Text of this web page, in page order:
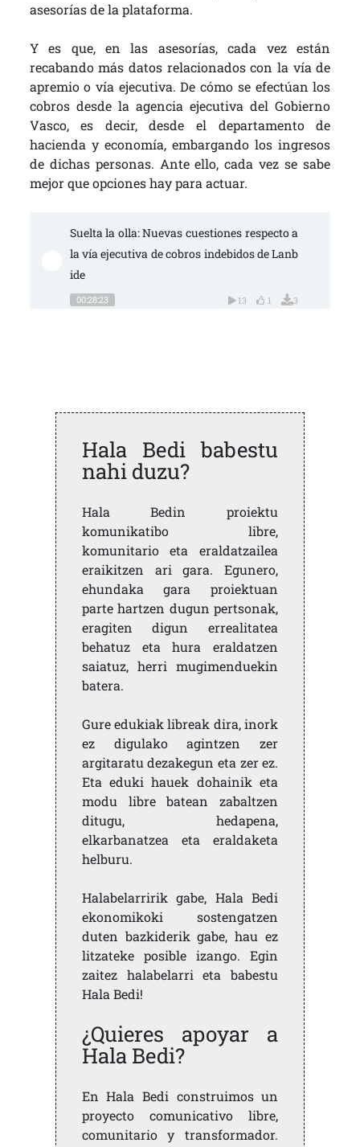
asesorías de la plataforma.
Y es que, en las asesorías, cada vez están
recabando más datos relacionados con la vía de
apremio o vía ejecutiva. De cómo se efectúan los
cobros desde la agencia ejecutiva del Gobierno
Vasco, es decir, desde el departamento de
hacienda y economía, embargando los ingresos
de dichas personas. Ante ello, cada vez se sabe
mejor que opciones hay para actuar.
Suelta la olla: Nuevas cuestiones respecto a
la vía ejecutiva de cobros indebidos de Lanb
ide
00:28:23 13 1 3
Hala Bedi babestu
nahi duzu?
Hala Bedin proiektu
komunikatibo libre,
komunitario eta eraldatzailea
eraikitzen ari gara. Egunero,
ehundaka gara proiektuan
parte hartzen dugun pertsonak,
eragiten digun errealitatea
behatuz eta hura eraldatzen
saiatuz, herri mugimenduekin
batera.
Gure edukiak libreak dira, inork
ez digulako agintzen zer
argitaratu dezakegun eta zer ez.
Eta eduki hauek dohainik eta
modu libre batean zabaltzen
ditugu, hedapena,
elkarbanatzea eta eraldaketa
helburu.
Halabelarririk gabe, Hala Bedi
ekonomikoki sostengatzen
duten bazkiderik gabe, hau ez
litzateke posible izango. Egin
zaitez halabelarri eta babestu
Hala Bedi!
¿Quieres apoyar a
Hala Bedi?
En Hala Bedi construimos un
proyecto comunicativo libre,
comunitario y transformador.